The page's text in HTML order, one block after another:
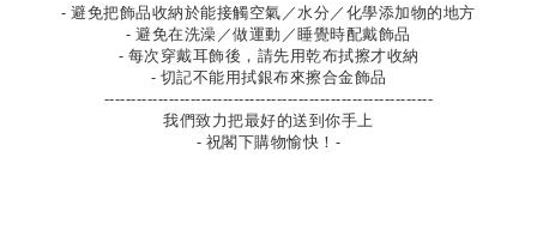
- 避免把飾品收納於能接觸空氣／水分／化學添加物的地方
- 避免在洗澡／做運動／睡覺時配戴飾品
- 每次穿戴耳飾後，請先用乾布拭擦才收納
- 切記不能用拭銀布來擦合金飾品
-------------------------------------------------------------
我們致力把最好的送到你手上
- 祝閣下購物愉快！-